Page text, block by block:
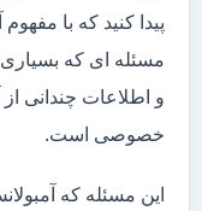
پیدا کنید که با
مسئله ای که بسیاری
و اطلاعات چندانی
خصوصی است.
این مسئله که